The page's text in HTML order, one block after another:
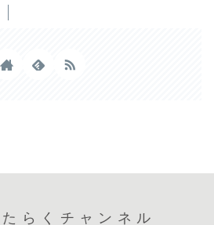
らくチャンネル